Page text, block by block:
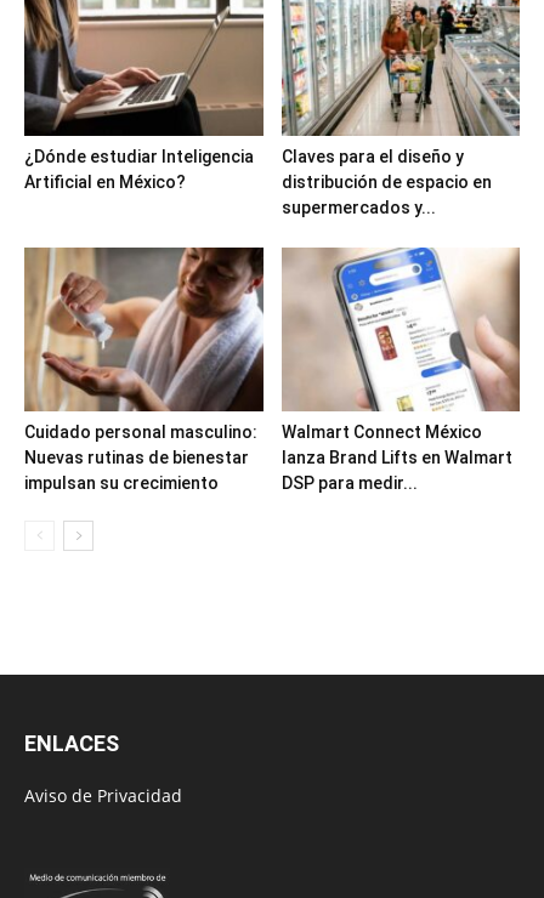
¿Dónde estudiar Inteligencia
Artificial en México?
Claves para el diseño y
distribución de espacio en
supermercados y...
Cuidado personal masculino:
Nuevas rutinas de bienestar
impulsan su crecimiento
Walmart Connect México
lanza Brand Lifts en Walmart
DSP para medir...
ENLACES
Aviso de Privacidad